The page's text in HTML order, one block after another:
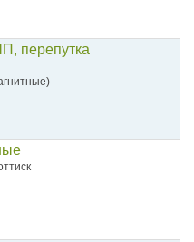
перепутка